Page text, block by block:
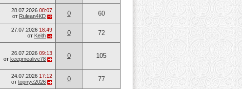
28.07.2026 08:07
от Rulean4KD 0 60
27.07.2026 18:49
от Keith 0 72
26.07.2026 09:13
от keepmealive78 0 105
24.07.2026 17:12
от topnye2026 0 77